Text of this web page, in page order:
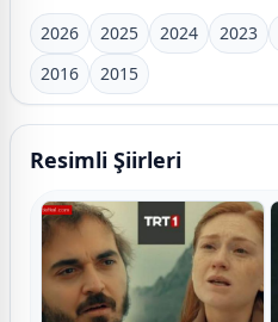
2026 2025 2024 2023
2016
2015
Resimli Şiirleri